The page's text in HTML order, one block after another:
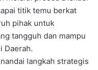
titik temu berkat
pihak untuk
tangguh dan mampu
Daerah.
langkah strategis